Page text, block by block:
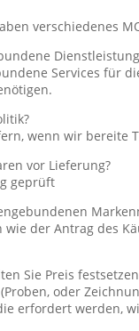
verschiedenes
Services für
wenn wir bereite
vor Lieferung?
geprüft
wie der Antrag des
Sie Preis
oder
erfordert werden,